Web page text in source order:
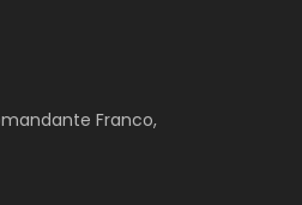
Franco,